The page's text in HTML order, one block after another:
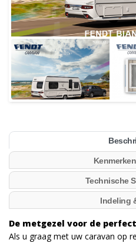
Technische
Indeling
De metgezel voor de
Als u graag met uw caravan op